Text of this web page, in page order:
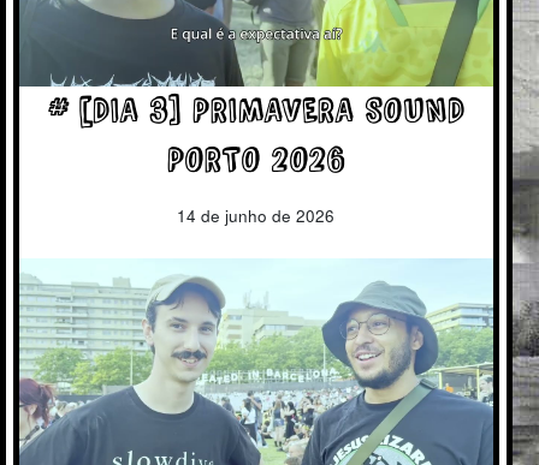
# [DIA 3] PRIMAVERA SOUND
PORTO 2026
14 de junho de 2026